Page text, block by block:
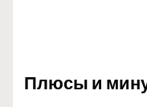
Плюсы и